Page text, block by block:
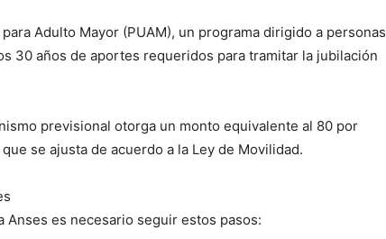
Adulto Mayor (PUAM), un programa dirigido a personas
30 años de aportes requeridos para tramitar la jubilación
previsional otorga un monto equivalente al 80 por
se ajusta de acuerdo a la Ley de Movilidad.
es necesario seguir estos pasos: